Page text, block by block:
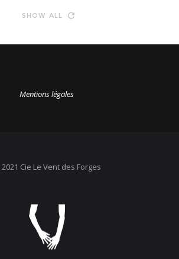
SHOW ALL
Mentions légales
Cie Le Vent des Forges